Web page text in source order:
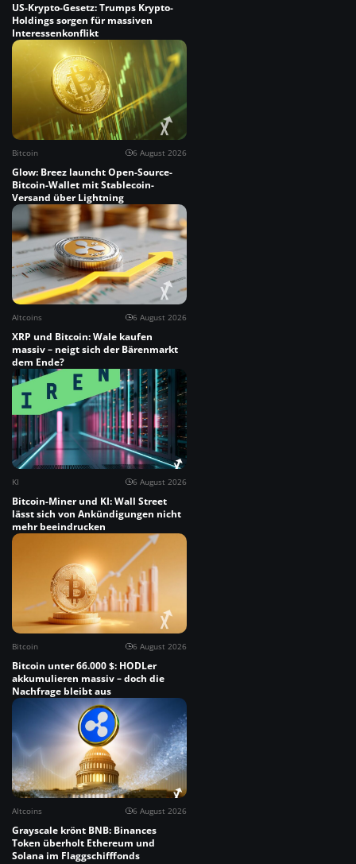
US-Krypto-Gesetz: Trumps Krypto-
Holdings sorgen für massiven
Interessenkonflikt
Bitcoin 6 August 2026
Glow: Breez launcht Open-Source-
Bitcoin-Wallet mit Stablecoin-
Versand über Lightning
Altcoins 6 August 2026
XRP und Bitcoin: Wale kaufen
massiv – neigt sich der Bärenmarkt
dem Ende?
KI 6 August 2026
Bitcoin-Miner und KI: Wall Street
lässt sich von Ankündigungen nicht
mehr beeindrucken
Bitcoin 6 August 2026
Bitcoin unter 66.000 $: HODLer
akkumulieren massiv – doch die
Nachfrage bleibt aus
Altcoins 6 August 2026
Grayscale krönt BNB: Binances
Token überholt Ethereum und
Solana im Flaggschifffonds